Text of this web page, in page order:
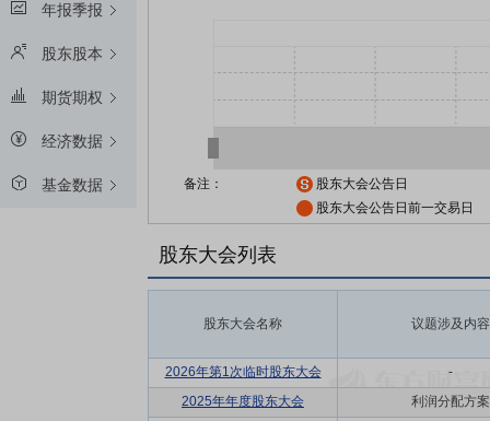
年报季报
股东股本
期货期权
经济数据
基金数据 备注：
股东大会公告日
股东大会公告日前一交易日
股东大会列表
股东大会名称 议题涉及内容
2026年第1次临时股东大会
-
2025年年度股东大会
利润分配方案